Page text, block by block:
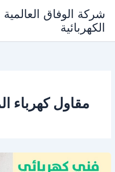
المحتوى
شركة الوفاق العالمية
الكهربائية
مقاول كهرباء